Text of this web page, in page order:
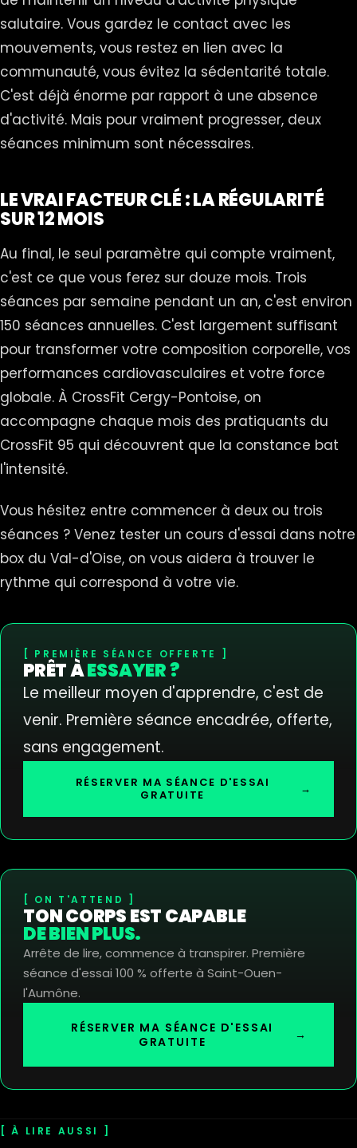
salutaire. Vous gardez le contact avec les
mouvements, vous restez en lien avec la
communauté, vous évitez la sédentarité totale.
C'est déjà énorme par rapport à une absence
d'activité. Mais pour vraiment progresser, deux
séances minimum sont nécessaires.
LE VRAI FACTEUR CLÉ : LA RÉGULARITÉ
SUR 12 MOIS
Au final, le seul paramètre qui compte vraiment,
c'est ce que vous ferez sur douze mois. Trois
séances par semaine pendant un an, c'est environ
150 séances annuelles. C'est largement suffisant
pour transformer votre composition corporelle, vos
performances cardiovasculaires et votre force
globale. À CrossFit Cergy-Pontoise, on
accompagne chaque mois des pratiquants du
CrossFit 95 qui découvrent que la constance bat
l'intensité.
Vous hésitez entre commencer à deux ou trois
séances ? Venez tester un cours d'essai dans notre
box du Val-d'Oise, on vous aidera à trouver le
rythme qui correspond à votre vie.
PREMIÈRE SÉANCE OFFERTE
PRÊT ÀESSAYER ?
Le meilleur moyen d'apprendre, c'est de
venir. Première séance encadrée, offerte,
sans engagement.
RÉSERVER MA SÉANCE D'ESSAI
GRATUITE
→
ON T'ATTEND
TON CORPS EST CAPABLE
DE BIEN PLUS.
Arrête de lire, commence à transpirer. Première
séance d'essai 100 % offerte à Saint-Ouen-
l'Aumône.
RÉSERVER MA SÉANCE D'ESSAI
GRATUITE
→
À LIRE AUSSI